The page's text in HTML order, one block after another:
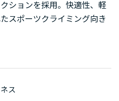
ションを採用。快適性、軽
スポーツクライミング向き
ス